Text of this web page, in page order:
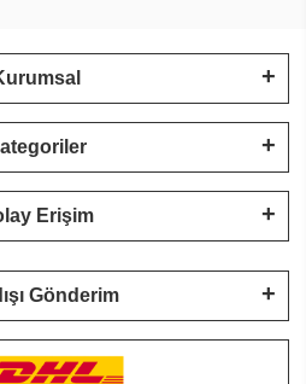
Erişim
Gönderim